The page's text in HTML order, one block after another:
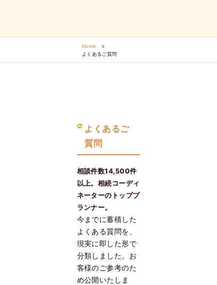
Home
>
よくあるご質問
よくあるご
質問
相談件数14,500件
以上。相続コーディ
ネーターのトッププ
ランナー。
今までに蓄積した
よくある質問を、
現実に即した形で
分類しました。お
客様のご参考のた
め公開いたしま